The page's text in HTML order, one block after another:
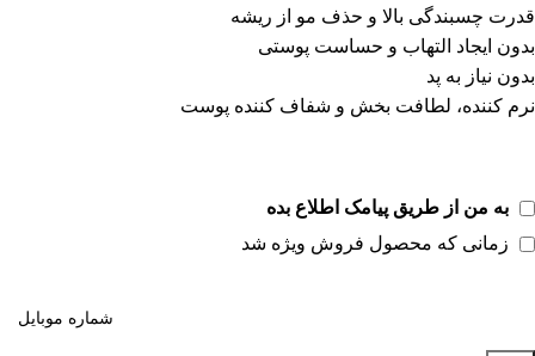
قدرت چسبندگی بالا و حذف مو از ریشه
بدون ایجاد التهاب و حساست پوستی
بدون نیاز به پد
نرم کننده، لطافت بخش و شفاف کننده پوست
به من از طریق پیامک اطلاع بده
زمانی که محصول فروش ویژه شد